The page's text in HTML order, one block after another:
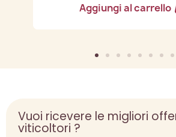
Aggiungi al carrello
Vuoi ricevere le migliori
viticoltori ?